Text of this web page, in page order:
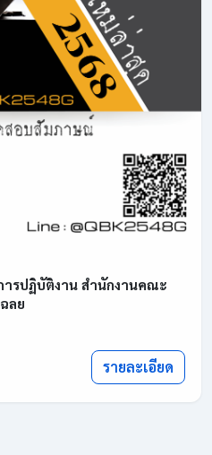
ารปฏิบัติงาน สำนักงานคณะ
ลย
รายละเอียด